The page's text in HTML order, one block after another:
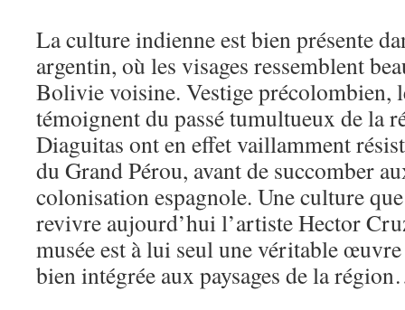
La culture indienne est bien présente
argentin, où les visages ressemblent
Bolivie voisine. Vestige précolombien,
témoignent du passé tumultueux de la
Diaguitas ont en effet vaillamment
du Grand Pérou, avant de succomber
colonisation espagnole. Une culture
revivre aujourd’hui l’artiste Hector
musée est à lui seul une véritable
bien intégrée aux paysages de la